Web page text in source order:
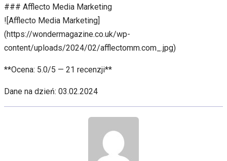
### Afflecto Media Marketing
![Afflecto Media Marketing]
(https://wondermagazine.co.uk/wp-
content/uploads/2024/02/afflectomm.com_.jpg)
**Ocena: 5.0/5 — 21 recenzji**
Dane na dzień: 03.02.2024